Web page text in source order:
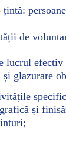
de
lucrul efectiv
glazurare
și